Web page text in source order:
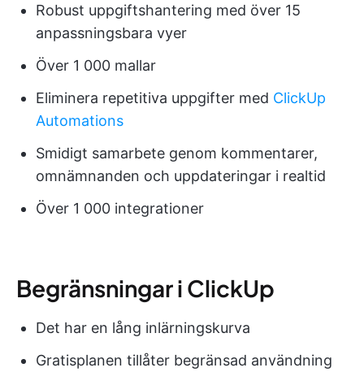
Robust uppgiftshantering med över 15
anpassningsbara vyer
Över 1 000 mallar
Eliminera repetitiva uppgifter med ClickUp
Automations
Smidigt samarbete genom kommentarer,
omnämnanden och uppdateringar i realtid
Över 1 000 integrationer
Begränsningar i ClickUp
Det har en lång inlärningskurva
Gratisplanen tillåter begränsad användning